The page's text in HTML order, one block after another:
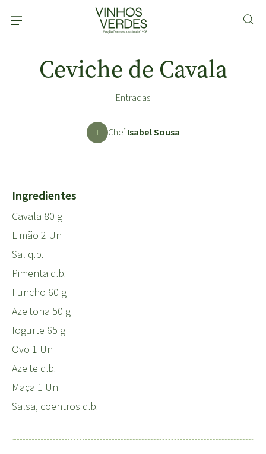
Ceviche de Cavala
Entradas
I ChefIsabel Sousa
Ingredientes
Cavala 80 g
Limão 2 Un
Sal q.b.
Pimenta q.b.
Funcho 60 g
Azeitona 50 g
Iogurte 65 g
Ovo 1 Un
Azeite q.b.
Maça 1 Un
Salsa, coentros q.b.